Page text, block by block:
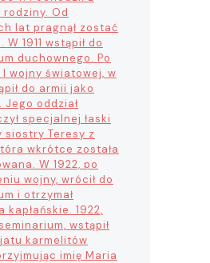
Od
lat pragnął zostać
W 1911 wstąpił do
duchownego. Po
wojny światowej, w
do armii jako
oddział
specjalnej łaski
siostry Teresy z
wkrótce została
W 1922, po
wojny, wrócił do
i otrzymał
kapłańskie. 1922,
wstąpił
karmelitów
imię Maria